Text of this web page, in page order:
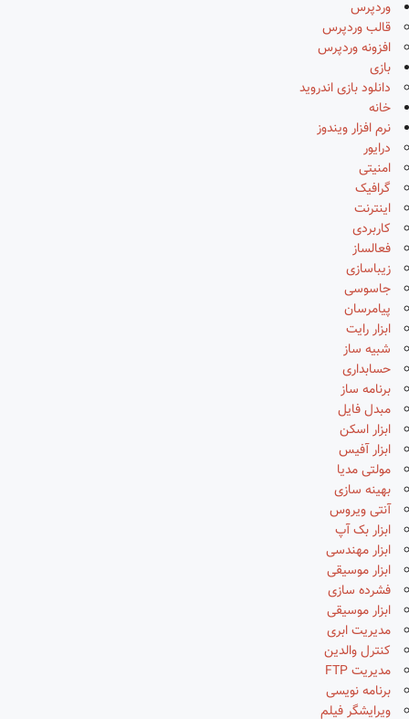
وردپرس
قالب وردپرس
افزونه وردپرس
بازی
دانلود بازی اندروید
خانه
نرم افزار ویندوز
درایور
امنیتی
گرافیک
اینترنت
کاربردی
فعالساز
زیباسازی
جاسوسی
پیامرسان
ابزار رایت
شبیه ساز
حسابداری
برنامه ساز
مبدل فایل
ابزار اسکن
ابزار آفیس
مولتی مدیا
بهینه سازی
آنتی ویروس
ابزار بک آپ
ابزار مهندسی
ابزار موسیقی
فشرده سازی
ابزار موسیقی
مدیریت ابری
کنترل والدین
مدیریت FTP
برنامه نویسی
ویرایشگر فیلم